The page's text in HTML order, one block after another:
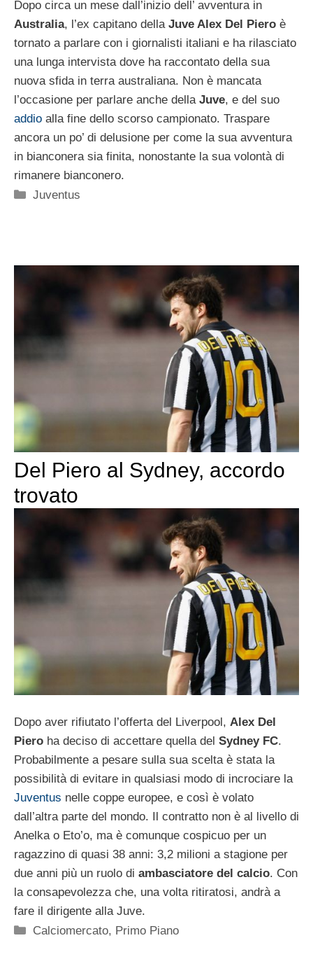
Dopo circa un mese dall’inizio dell’ avventura in
Australia, l’ex capitano della Juve Alex Del Piero è
tornato a parlare con i giornalisti italiani e ha rilasciato
una lunga intervista dove ha raccontato della sua
nuova sfida in terra australiana. Non è mancata
l’occasione per parlare anche della Juve, e del suo
addio alla fine dello scorso campionato. Traspare
ancora un po’ di delusione per come la sua avventura
in bianconera sia finita, nonostante la sua volontà di
rimanere bianconero.
Categorie
Juventus
Del Piero al Sydney, accordo
trovato
Dopo aver rifiutato l’offerta del Liverpool, Alex Del
Piero ha deciso di accettare quella del Sydney FC.
Probabilmente a pesare sulla sua scelta è stata la
possibilità di evitare in qualsiasi modo di incrociare la
Juventus nelle coppe europee, e così è volato
dall’altra parte del mondo. Il contratto non è al livello di
Anelka o Eto’o, ma è comunque cospicuo per un
ragazzino di quasi 38 anni: 3,2 milioni a stagione per
due anni più un ruolo di ambasciatore del calcio. Con
la consapevolezza che, una volta ritiratosi, andrà a
fare il dirigente alla Juve.
Categorie
Calciomercato, Primo Piano